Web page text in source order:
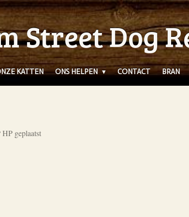
Street Dog
KATTEN ONS HELPEN CONTACT BRAN
geplaatst